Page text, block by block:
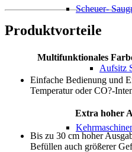
Scheuer-
Aufsitz
Produktvorteile
Multifunktionales
Einfache Bedienung und
Temperatur oder CO?-
Extra hoher
Bis zu 30 cm hoher
Befüllen auch größerer